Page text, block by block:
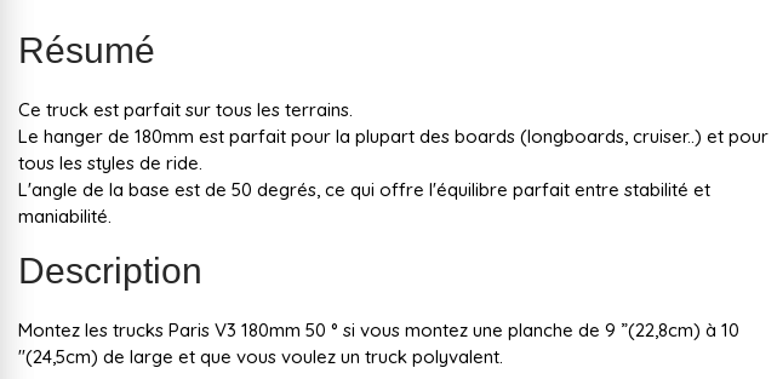
Résumé
Ce truck est parfait sur tous les terrains.
Le hanger de 180mm est parfait pour la plupart des boards (longboards, cruiser..) et pour
tous les styles de ride.
L'angle de la base est de 50 degrés, ce qui offre l'équilibre parfait entre stabilité et
maniabilité.
Description
Montez les trucks Paris V3 180mm 50 ° si vous montez une planche de 9 ”(22,8cm) à 10
″(24,5cm) de large et que vous voulez un truck polyvalent.